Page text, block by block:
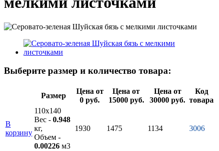
Выберите размер и количество товара:
Размер
Цена от
0 руб.
Цена от
15000 руб.
Цена от
30000 руб.
Код
товара
В
корзину
110х140
Вес - 0.948
кг,
Объем -
0.00226 м3
1930 1475 1134 3006